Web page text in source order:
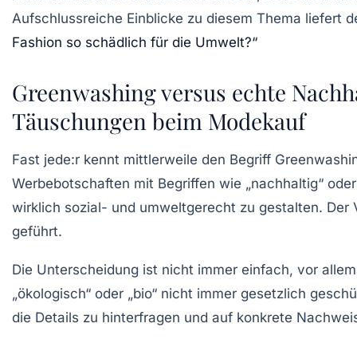
Aufschlussreiche Einblicke zu diesem Thema liefert
Fashion so schädlich für die Umwelt?“
Greenwashing versus echte
Täuschungen beim Modekauf
Fast jede:r kennt mittlerweile den Begriff
Werbebotschaften mit Begriffen wie „nachhaltig“
wirklich sozial- und umweltgerecht zu gestalten. Der
geführt.
Die Unterscheidung ist nicht immer einfach, vor
„ökologisch“ oder „bio“ nicht immer gesetzlich
die Details zu hinterfragen und auf konkrete